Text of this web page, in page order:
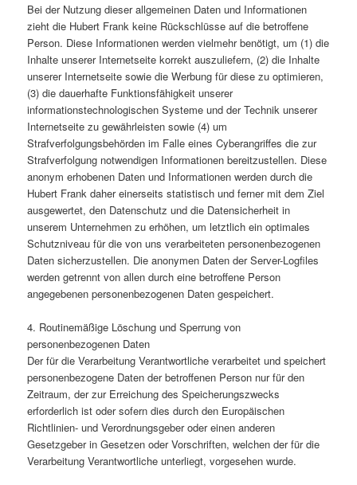
Bei der Nutzung dieser allgemeinen Daten und Informationen
zieht die Hubert Frank keine Rückschlüsse auf die betroffene
Person. Diese Informationen werden vielmehr benötigt, um (1) die
Inhalte unserer Internetseite korrekt auszuliefern, (2) die Inhalte
unserer Internetseite sowie die Werbung für diese zu optimieren,
(3) die dauerhafte Funktionsfähigkeit unserer
informationstechnologischen Systeme und der Technik unserer
Internetseite zu gewährleisten sowie (4) um
Strafverfolgungsbehörden im Falle eines Cyberangriffes die zur
Strafverfolgung notwendigen Informationen bereitzustellen. Diese
anonym erhobenen Daten und Informationen werden durch die
Hubert Frank daher einerseits statistisch und ferner mit dem Ziel
ausgewertet, den Datenschutz und die Datensicherheit in
unserem Unternehmen zu erhöhen, um letztlich ein optimales
Schutzniveau für die von uns verarbeiteten personenbezogenen
Daten sicherzustellen. Die anonymen Daten der Server-Logfiles
werden getrennt von allen durch eine betroffene Person
angegebenen personenbezogenen Daten gespeichert.
4. Routinemäßige Löschung und Sperrung von
personenbezogenen Daten
Der für die Verarbeitung Verantwortliche verarbeitet und speichert
personenbezogene Daten der betroffenen Person nur für den
Zeitraum, der zur Erreichung des Speicherungszwecks
erforderlich ist oder sofern dies durch den Europäischen
Richtlinien- und Verordnungsgeber oder einen anderen
Gesetzgeber in Gesetzen oder Vorschriften, welchen der für die
Verarbeitung Verantwortliche unterliegt, vorgesehen wurde.